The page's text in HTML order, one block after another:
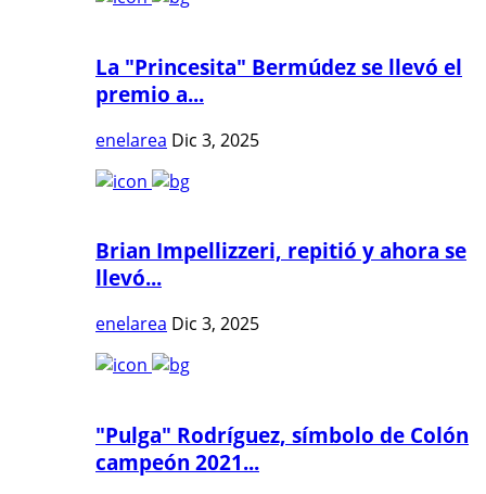
La "Princesita" Bermúdez se llevó el
premio a...
enelarea Dic 3, 2025
Brian Impellizzeri, repitió y ahora se
llevó...
enelarea Dic 3, 2025
"Pulga" Rodríguez, símbolo de Colón
campeón 2021...